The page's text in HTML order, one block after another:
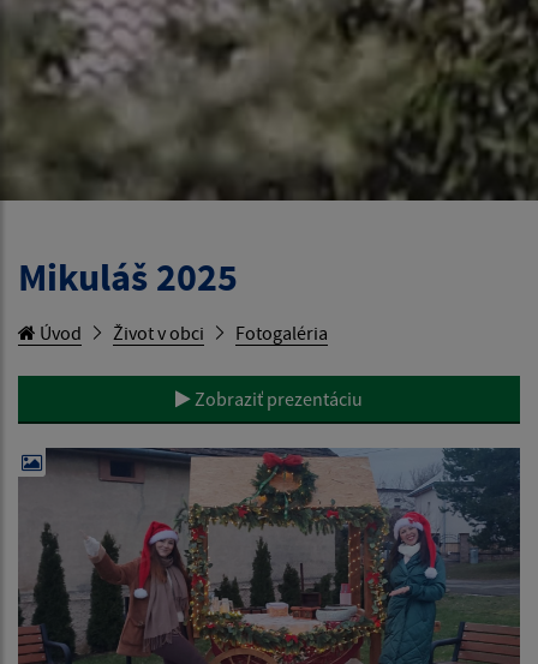
Mikuláš 2025
Úvod Život v obci Fotogaléria
Zobraziť prezentáciu